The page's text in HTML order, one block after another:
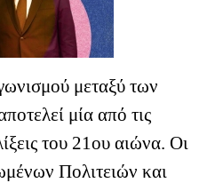
μεταξύ των
μία από τις
του 21ου αιώνα. Οι
Πολιτειών και